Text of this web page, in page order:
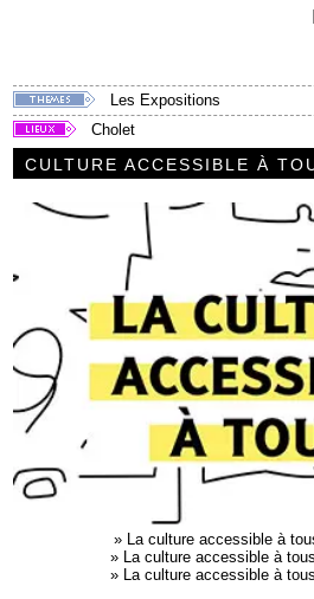
Les Expositions
Cholet
CULTURE ACCESSIBLE À
» La culture accessible à
» La culture accessible à
» La culture accessible à